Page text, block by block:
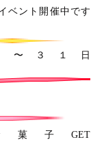
ベント開催中です
３１日
子GET